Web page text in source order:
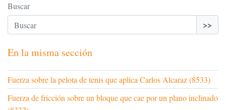
Buscar
>>
En la misma sección
Fuerza sobre la pelota de tenis que aplica Carlos Alcaraz (8533)
Fuerza de fricción sobre un bloque que cae por un plano inclinado